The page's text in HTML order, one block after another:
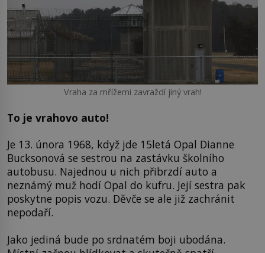
Vraha za mřížemi zavraždí jiný vrah!
To je vrahovo auto!
Je 13. února 1968, když jde 15letá Opal Dianne
Bucksonová se sestrou na zastávku školního
autobusu. Najednou u nich přibrzdí auto a
neznámý muž hodí Opal do kufru. Její sestra pak
poskytne popis vozu. Děvče se ale již zachránit
nepodaří.
Jako jediná bude po srdnatém boji ubodána.